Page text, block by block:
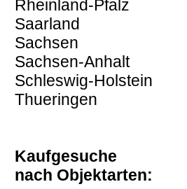
Rheinland-Pfalz
Saarland
Sachsen
Sachsen-Anhalt
Schleswig-Holstein
Thueringen
Kaufgesuche
nach Objektarten: